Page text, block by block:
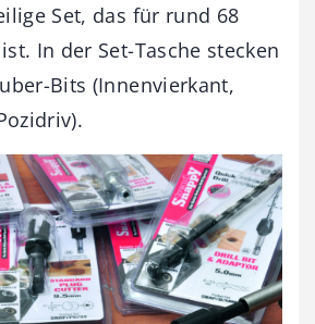
Set, das für rund 68
In der Set-Tasche stecken
Bits (Innenvierkant,